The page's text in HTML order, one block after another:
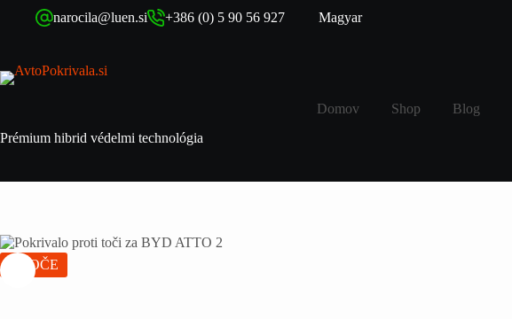
narocila@luen.si +386 (0) 5 90 56 927 Magyar
Prémium hibrid védelmi technológia
Domov Shop Blog
VROČE